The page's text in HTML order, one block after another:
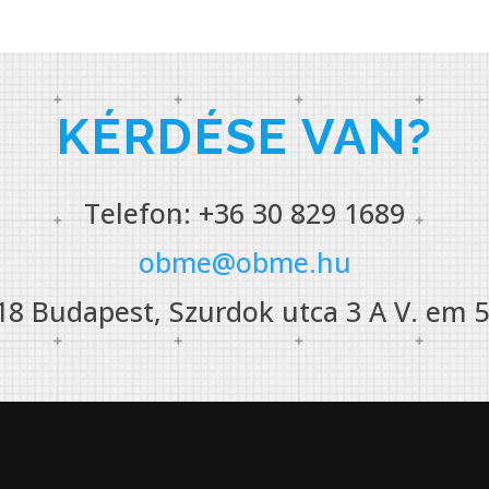
KÉRDÉSE VAN?
Telefon: +36 30 829 1689
obme@obme.hu
Budapest, Szurdok utca 3 A V. em